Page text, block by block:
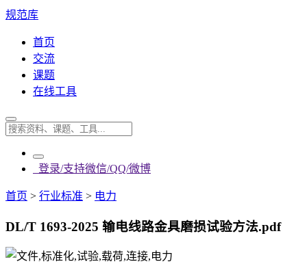
规范库
首页
交流
课题
在线工具
登录/支持微信/QQ/微博
首页 > 行业标准 > 电力
DL/T 1693-2025 输电线路金具磨损试验方法.pdf